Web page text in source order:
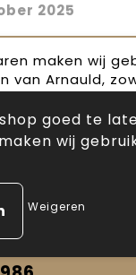
2025
maken wij
van Arnauld,
2025
goed te
wij
Weigeren